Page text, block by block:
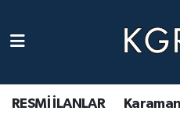
RESMİ İLANLAR
Gündem Haberleri